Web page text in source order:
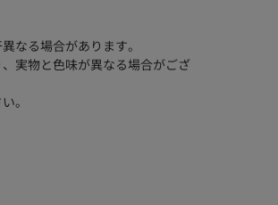
なる場合があります。
実物と色味が異なる場合がござ
。